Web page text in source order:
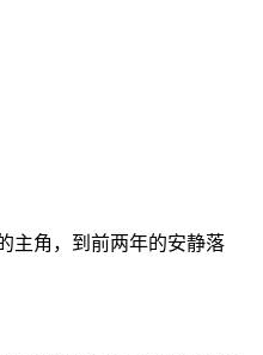
主角，到前两年的安静落